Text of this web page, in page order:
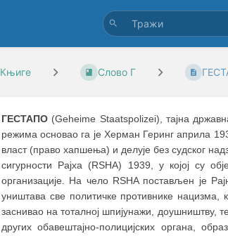
Књиге Слово Г
ГЕСТАПО (Geheime Staatspolizei), тајна
режима oсновао га је Херман Геринг априла
власт (право хапшења) и делује без судског
сигурности Рајха (RSHA) 1939, у којој су
организације. На чело RSHA постављен је
уништава све политичке противнике
заснивао на тоталној шпијунажи, доушништву,
других обавештајно-полицијских органа,